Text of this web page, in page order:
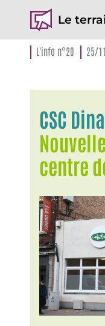
Le
L'info n°20 25/
CSC
centre